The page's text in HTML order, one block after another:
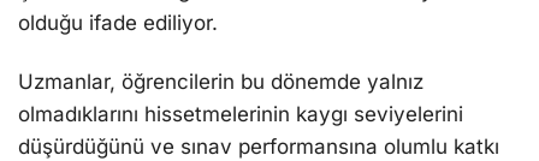
olduğu ifade ediliyor.
Uzmanlar, öğrencilerin bu dönemde yalnız
olmadıklarını hissetmelerinin kaygı seviyelerini
düşürdüğünü ve sınav performansına olumlu katkı